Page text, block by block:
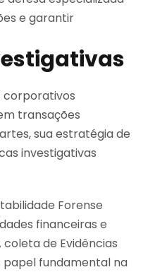
e garantir
corporativos
transações
sua estratégia de
investigativas
Forense
financeiras e
de Evidências
papel fundamental na